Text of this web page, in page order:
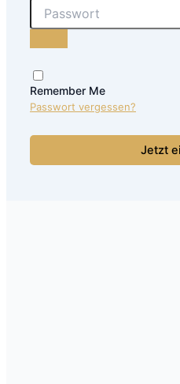
Remember Me
Passwort vergessen?
Jetzt